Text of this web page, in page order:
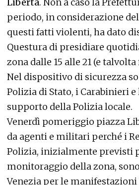
periodo, in considerazione
questi fatti violenti, ha dato
Questura di presidiare
zona dalle 15 alle 21 (e
Nel dispositivo di sicurezza
Polizia di Stato, i Carabinieri e
supporto della Polizia locale.
Venerdì pomeriggio piazza
da agenti e militari perché i
Polizia, inizialmente previsti
monitoraggio della zona,
Venezia per le